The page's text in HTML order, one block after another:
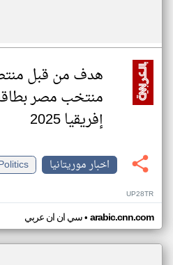
هدف من قبل
منتخب مصر
إفريقيا 2025
اخبار موريتانيا
UP28TR
سي ان ان عربي• arabic.cnn.com